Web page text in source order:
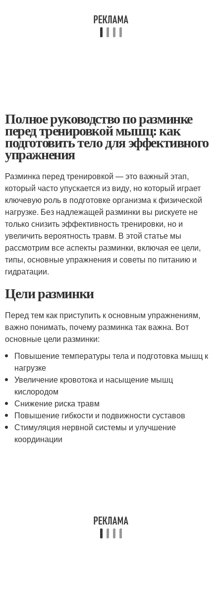
Полное руководство по разминке
перед тренировкой мышц: как
подготовить тело для эффективного
упражнения
Разминка перед тренировкой — это важный этап,
который часто упускается из виду, но который играет
ключевую роль в подготовке организма к физической
нагрузке. Без надлежащей разминки вы рискуете не
только снизить эффективность тренировки, но и
увеличить вероятность травм. В этой статье мы
рассмотрим все аспекты разминки, включая ее цели,
типы, основные упражнения и советы по питанию и
гидратации.
Цели разминки
Перед тем как приступить к основным упражнениям,
важно понимать, почему разминка так важна. Вот
основные цели разминки:
Повышение температуры тела и подготовка мышц к
нагрузке
Увеличение кровотока и насыщение мышц
кислородом
Снижение риска травм
Повышение гибкости и подвижности суставов
Стимуляция нервной системы и улучшение
координации